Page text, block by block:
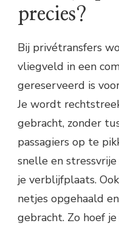
precies?
Bij privétransfers
vliegveld in een
gereserveerd is
Je wordt
gebracht, zonder
passagiers op te
snelle en
je verblijfplaats.
netjes opgehaald
gebracht. Zo hoef